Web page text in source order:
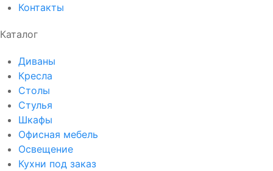
Контакты
Каталог
Диваны
Кресла
Столы
Стулья
Шкафы
Офисная мебель
Освещение
Кухни под заказ